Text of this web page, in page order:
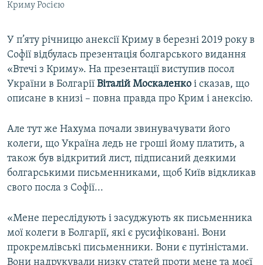
Криму Росією
У п’яту річницю анексії Криму в березні 2019 року в
Софії відбулась презентація болгарського видання
«Втечі з Криму». На презентації виступив посол
України в Болгарії Віталій Москаленко і сказав, що
описане в книзі – повна правда про Крим і анексію.
Але тут же Нахума почали звинувачувати його
колеги, що Україна ледь не гроші йому платить, а
також був відкритий лист, підписаний деякими
болгарськими письменниками, щоб Київ відкликав
свого посла з Софії...
«Мене переслідують і засуджують як письменника
мої колеги в Болгарії, які є русифіковані. Вони
прокремлівські письменники. Вони є путіністами.
Вони надрукували низку статей проти мене та моєї